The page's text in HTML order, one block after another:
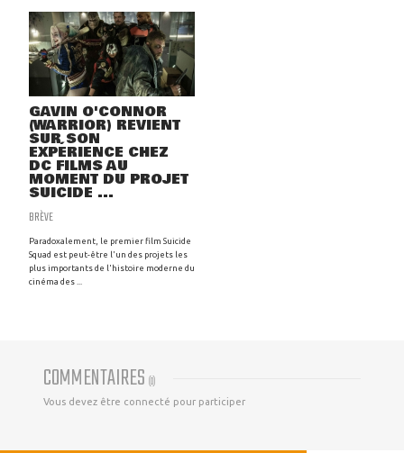
GAVIN O'CONNOR
(WARRIOR) REVIENT
SUR SON
EXPÉRIENCE CHEZ
DC FILMS AU
MOMENT DU PROJET
SUICIDE ...
BRÈVE
Paradoxalement, le premier film Suicide
Squad est peut-être l'un des projets les
plus importants de l'histoire moderne du
cinéma des ...
COMMENTAIRES (0)
Vous devez être connecté pour participer